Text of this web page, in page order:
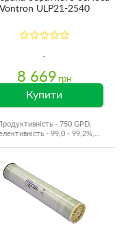
Vontron ULP21-2540
8 669 грн
Купити
- 750 GPD,
- 99,0 - 99,2%,